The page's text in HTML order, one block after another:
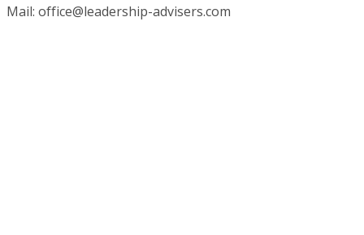
Mail: office@leadership-advisers.com